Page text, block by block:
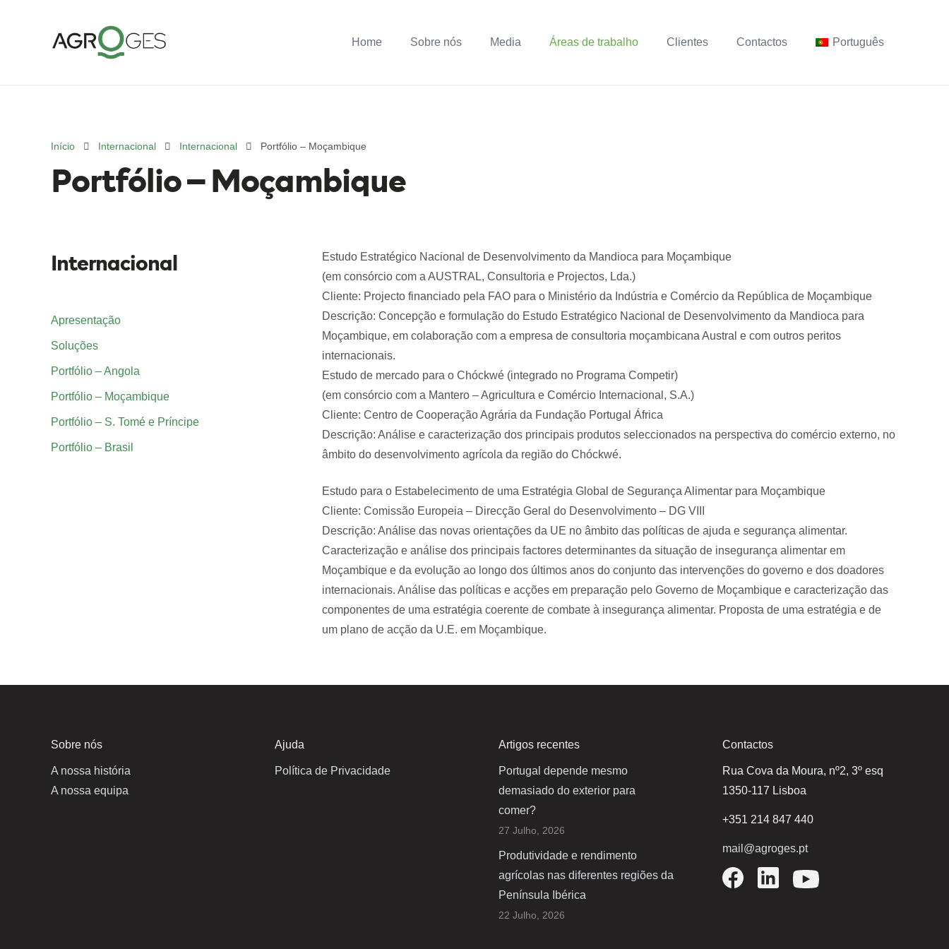
Home Sobre nós Media Áreas de trabalho Clientes Contactos Português
Portfólio – Moçambique
Início Internacional Internacional Portfólio – Moçambique
Estudo Estratégico Nacional de Desenvolvimento da Mandioca para Moçambique
(em consórcio com a AUSTRAL, Consultoria e Projectos, Lda.)
Cliente: Projecto financiado pela FAO para o Ministério da Indústria e Comércio da República de Moçambique
Descrição: Concepção e formulação do Estudo Estratégico Nacional de Desenvolvimento da Mandioca para
Moçambique, em colaboração com a empresa de consultoria moçambicana Austral e com outros peritos
internacionais.
Estudo de mercado para o Chóckwé (integrado no Programa Competir)
(em consórcio com a Mantero – Agricultura e Comércio Internacional, S.A.)
Cliente: Centro de Cooperação Agrária da Fundação Portugal África
Descrição: Análise e caracterização dos principais produtos seleccionados na perspectiva do comércio externo, no
âmbito do desenvolvimento agrícola da região do Chóckwé.
Estudo para o Estabelecimento de uma Estratégia Global de Segurança Alimentar para Moçambique
Cliente: Comissão Europeia – Direcção Geral do Desenvolvimento – DG VIII
Descrição: Análise das novas orientações da UE no âmbito das políticas de ajuda e segurança alimentar.
Caracterização e análise dos principais factores determinantes da situação de insegurança alimentar em
Moçambique e da evolução ao longo dos últimos anos do conjunto das intervenções do governo e dos doadores
internacionais. Análise das políticas e acções em preparação pelo Governo de Moçambique e caracterização das
componentes de uma estratégia coerente de combate à insegurança alimentar. Proposta de uma estratégia e de
um plano de acção da U.E. em Moçambique.
Internacional
Apresentação
Soluções
Portfólio – Angola
Portfólio – Moçambique
Portfólio – S. Tomé e Príncipe
Portfólio – Brasil
Sobre nós
A nossa história
A nossa equipa
Ajuda
Política de Privacidade
Artigos recentes
Portugal depende mesmo
demasiado do exterior para
comer?
27 Julho, 2026
Produtividade e rendimento
agrícolas nas diferentes regiões da
Península Ibérica
22 Julho, 2026
Contactos
Rua Cova da Moura, nº2, 3º esq
1350-117 Lisboa
+351 214 847 440
mail@agroges.pt